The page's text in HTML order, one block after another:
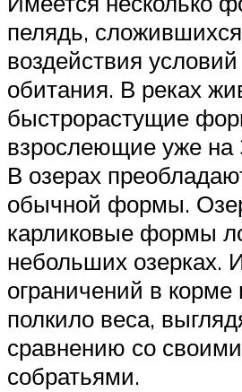
пелядь, сложившихся
воздействия
обитания. В реках
быстрорастущие
взрослеющие уже на
В озерах
обычной формы.
карликовые формы
небольших озерках.
ограничений в
полкило веса,
сравнению со
собратьями.